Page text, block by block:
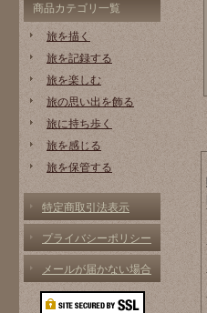
商品カテゴリ一覧
旅を描く
旅を記録する
旅を楽しむ
旅の思い出を飾る
旅に持ち歩く
旅を感じる
旅を保管する
特定商取引法表示
プライバシーポリシー
メールが届かない場合